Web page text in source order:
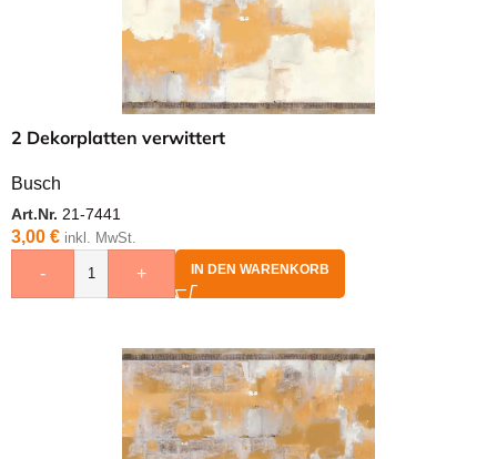
2 Dekorplatten verwittert
Busch
Art.Nr. 21-7441
3,00 € inkl. MwSt.
- + IN DEN WARENKORB